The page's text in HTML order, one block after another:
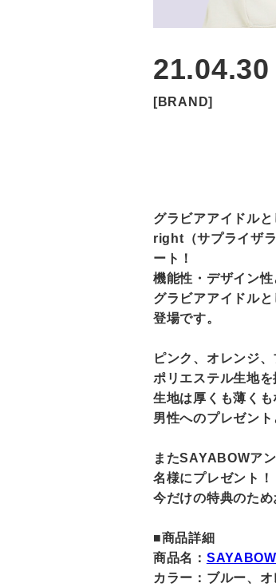
21.04.30
[BRAND]
グラビアアイドル
right（サプライザ
ート！
機能性・デザイン
グラビアアイドル
登場です。
ピンク、オレンジ
ポリエステル生地
生地は厚くも薄く
男性へのプレゼン
またSAYABOWア
名様にプレゼント！
今だけの特典のため
■商品詳細
商品名：
カラー：ブルー、